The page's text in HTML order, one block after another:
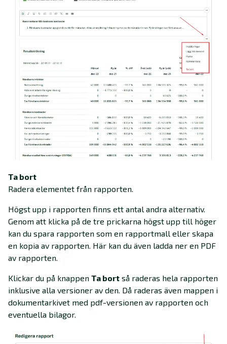
Ta bort
Radera elementet från rapporten.
Högst upp i rapporten finns ett antal andra alternativ.
Genom att klicka på de tre prickarna högst upp till höger
kan du spara rapporten som en rapportmall eller skapa
en kopia av rapporten. Här kan du även ladda ner en PDF
av rapporten.
Klickar du på knappen Ta bort så raderas hela rapporten
inklusive alla versioner av den. Då raderas även mappen i
dokumentarkivet med pdf-versionen av rapporten och
eventuella bilagor.